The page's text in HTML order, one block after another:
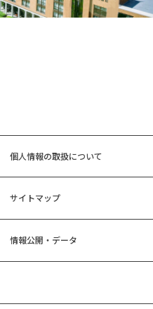
個人情報の取扱について
サイトマップ
情報公開・データ